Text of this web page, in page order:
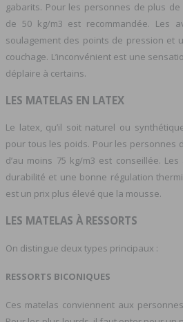
gabarits. Pour les personnes de plus
de 50 kg/m3 est recommandée. Les
soulagement des points de pression et
couchage. L’inconvénient est une
déplaire à certains.
LES MATELAS EN LATEX
Le latex, qu’il soit naturel ou
pour tous les poids. Pour les personnes
d’au moins 75 kg/m3 est conseillée.
durabilité et une bonne régulation
est un prix plus élevé que la mousse.
LES MATELAS À RESSORTS
On distingue deux types principaux :
RESSORTS BICONIQUES
Ces matelas conviennent aux